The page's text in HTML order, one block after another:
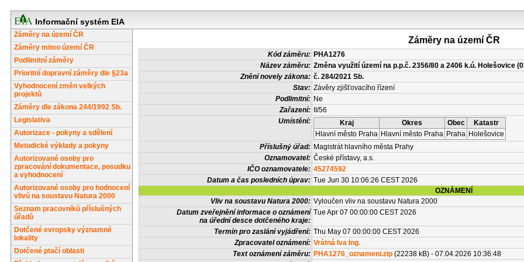
Informační systém EIA
Záměry na území ČR
Záměry mimo území ČR
Podlimitní záměry
Prioritní dopravní záměry dle §23a
Vyhodnocení změn velkých
projektů
Záměry dle zákona 244/1992 Sb.
Legislativa
Autorizace - pokyny a sdělení
Metodické výklady a pokyny
Autorizované osoby pro
zpracování dokumentace, posudku
a vyhodnocení
Autorizované osoby pro hodnocení
vlivů na soustavu Natura 2000
Seznam pracovníků příslušných
úřadů
Dotčené evropsky významné
lokality
Dotčené ptačí oblasti
Záměry na území ČR
Kód záměru: PHA1276
Název záměru: Změna využití území na p.p.č. 2356/80 a 2406 k.ú. Holešovice
Znění novely zákona: č. 284/2021 Sb.
Stav: Závěry zjišťovacího řízení
Podlimitní: Ne
Zařazení:
II/56
Umístění:
Kraj Okres Obec
Katastr
Hlavní město Praha Hlavní město Praha Praha Holešovice
Příslušný úřad: Magistrát hlavního města Prahy
Oznamovatel: České přístavy, a.s.
IČO oznamovatele: 45274592
Datum a čas posledních úprav: Tue Jun 30 10:06:26 CEST 2026
OZNÁMENÍ
Vliv na soustavu Natura 2000: Vyloučen vliv na soustavu Natura 2000
Datum zveřejnění informace o oznámení
na úřední desce dotčeného kraje:
Tue Apr 07 00:00:00 CEST 2026
Termín pro zaslání vyjádření: Thu May 07 00:00:00 CEST 2026
Zpracovatel oznámení: Vrátná Iva Ing.
Text oznámení záměru: PHA1276_oznameni.zip (22238 kB) - 07.04.2026 10:36:48